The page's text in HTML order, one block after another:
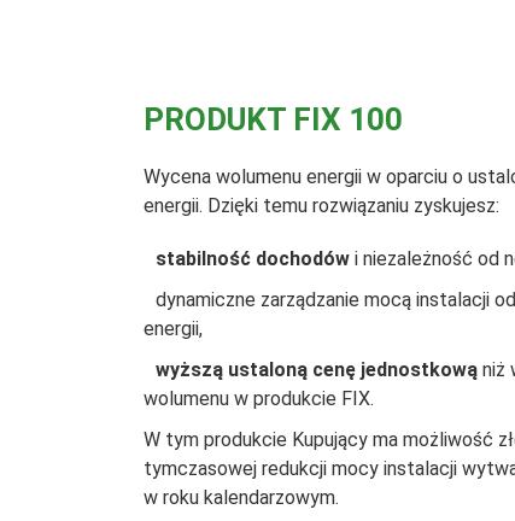
PRODUKT FIX 100
Wycena wolumenu energii w oparciu o
energii. Dzięki temu rozwiązaniu zyskujesz:
stabilność dochodów i niezależność od
dynamiczne zarządzanie mocą instalacji
energii,
wyższą ustaloną cenę jednostkową niż
wolumenu w produkcie FIX.
W tym produkcie Kupujący ma możliwość
tymczasowej redukcji mocy instalacji
w roku kalendarzowym.